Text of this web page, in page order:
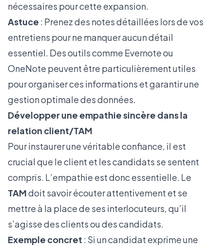
nécessaires pour cette expansion.
Astuce : Prenez des notes détaillées lors de vos
entretiens pour ne manquer aucun détail
essentiel. Des outils comme Evernote ou
OneNote peuvent être particulièrement utiles
pour organiser ces informations et garantir une
gestion optimale des données.
Développer une empathie sincère dans la
relation client/TAM
Pour instaurer une véritable confiance, il est
crucial que le client et les candidats se sentent
compris. L’empathie est donc essentielle. Le
TAMdoit savoir écouter attentivement et se
mettre à la place de ses interlocuteurs, qu’il
s’agisse des clients ou des candidats.
Exemple concret : Si un candidat exprime une